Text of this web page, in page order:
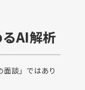
AI解析
面談」ではあり